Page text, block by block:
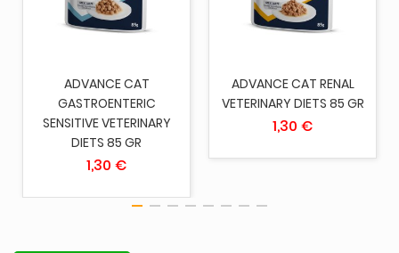
ADVANCE CAT
GASTROENTERIC
SENSITIVE VETERINARY
DIETS 85 GR
1,30 €
ADVANCE CAT RENAL
VETERINARY DIETS 85 GR
1,30 €